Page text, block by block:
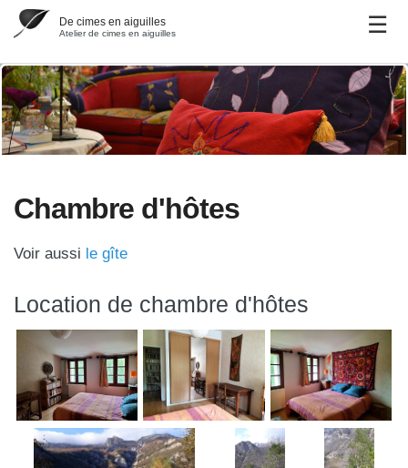
De cimes en aiguilles
Atelier de cimes en aiguilles
Chambre d'hôtes
Voir aussi le gîte
Location de chambre d'hôtes